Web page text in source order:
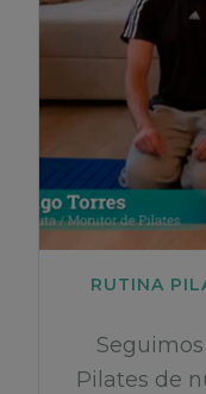
RUTINA
Pilates de